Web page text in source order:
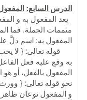
الدرس السابع:
يعد المفعول به و
متممات الجملة. فما
المفعول به: اسم دلَّ
قوله تعالى: { لا يحب
به وقع عليه فعل
المفعول بالفعل، أو
نحو قوله تعالى: { وورث
و المفعول نوعان